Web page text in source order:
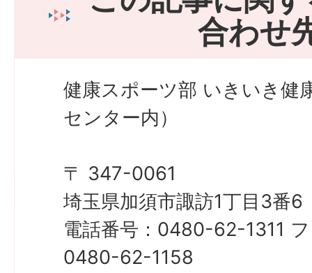
合わせ
健康スポーツ部 いきいき健
センター内）
〒 347-0061
埼玉県加須市諏訪1丁目3番6
電話番号：0480-62-1311
0480-62-1158